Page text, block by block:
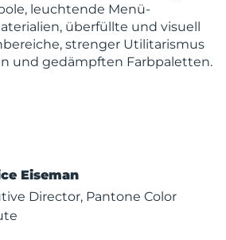
leuchtende Menü-
überfüllte und visuell
strenger Utilitarismus
und gedämpften Farbpaletten.
Eiseman
Director, Pantone Color